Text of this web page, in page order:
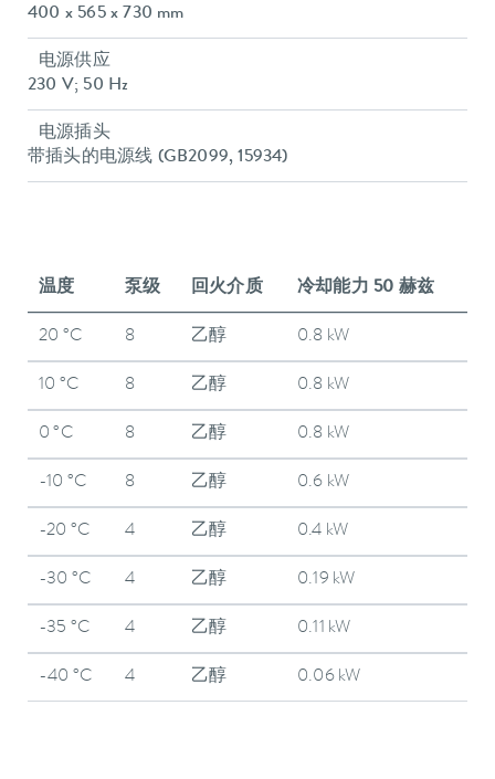
400 x 565 x 730 mm
电源供应
230 V; 50 Hz
电源插头
带插头的电源线 (GB2099, 15934)
温度 泵级 回火介质 冷却能力 50 赫兹
20 °C 8 乙醇 0.8 kW
10 °C 8 乙醇 0.8 kW
0 °C 8 乙醇 0.8 kW
-10 °C 8 乙醇 0.6 kW
-20 °C 4 乙醇 0.4 kW
-30 °C 4 乙醇 0.19 kW
-35 °C 4 乙醇 0.11 kW
-40 °C 4 乙醇 0.06 kW